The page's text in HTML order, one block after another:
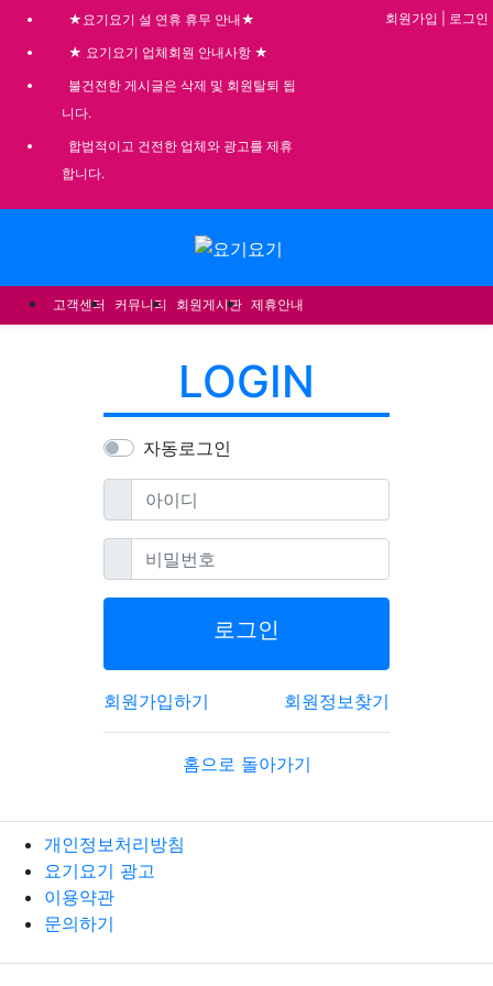
★요기요기 설 연휴 휴무 안내★
★ 요기요기 업체회원 안내사항 ★
불건전한 게시글은 삭제 및 회원탈퇴 됩
니다.
합법적이고 건전한 업체와 광고를 제휴
합니다.
회원가입 로그인
고객센터 커뮤니티 회원게시판 제휴안내
LOGIN
자동로그인
아이디필수
비밀번호필수
로그인
회원가입하기 회원정보찾기
홈으로 돌아가기
개인정보처리방침
요기요기 광고
이용약관
문의하기